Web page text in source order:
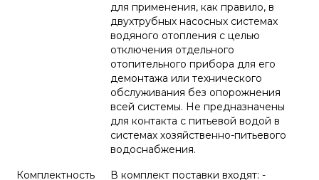
для применения, как правило, в
двухтрубных насосных системах
водяного отопления с целью
отключения отдельного
отопительного прибора для его
демонтажа или технического
обслуживания без опорожнения
всей системы. Не предназначены
для контакта с питьевой водой в
системах хозяйственно-питьевого
водоснабжения.
Комплектность
В комплект поставки входят: -